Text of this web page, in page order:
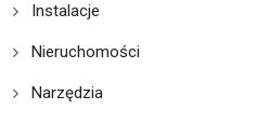
Instalacje
Nieruchomości
Narzędzia